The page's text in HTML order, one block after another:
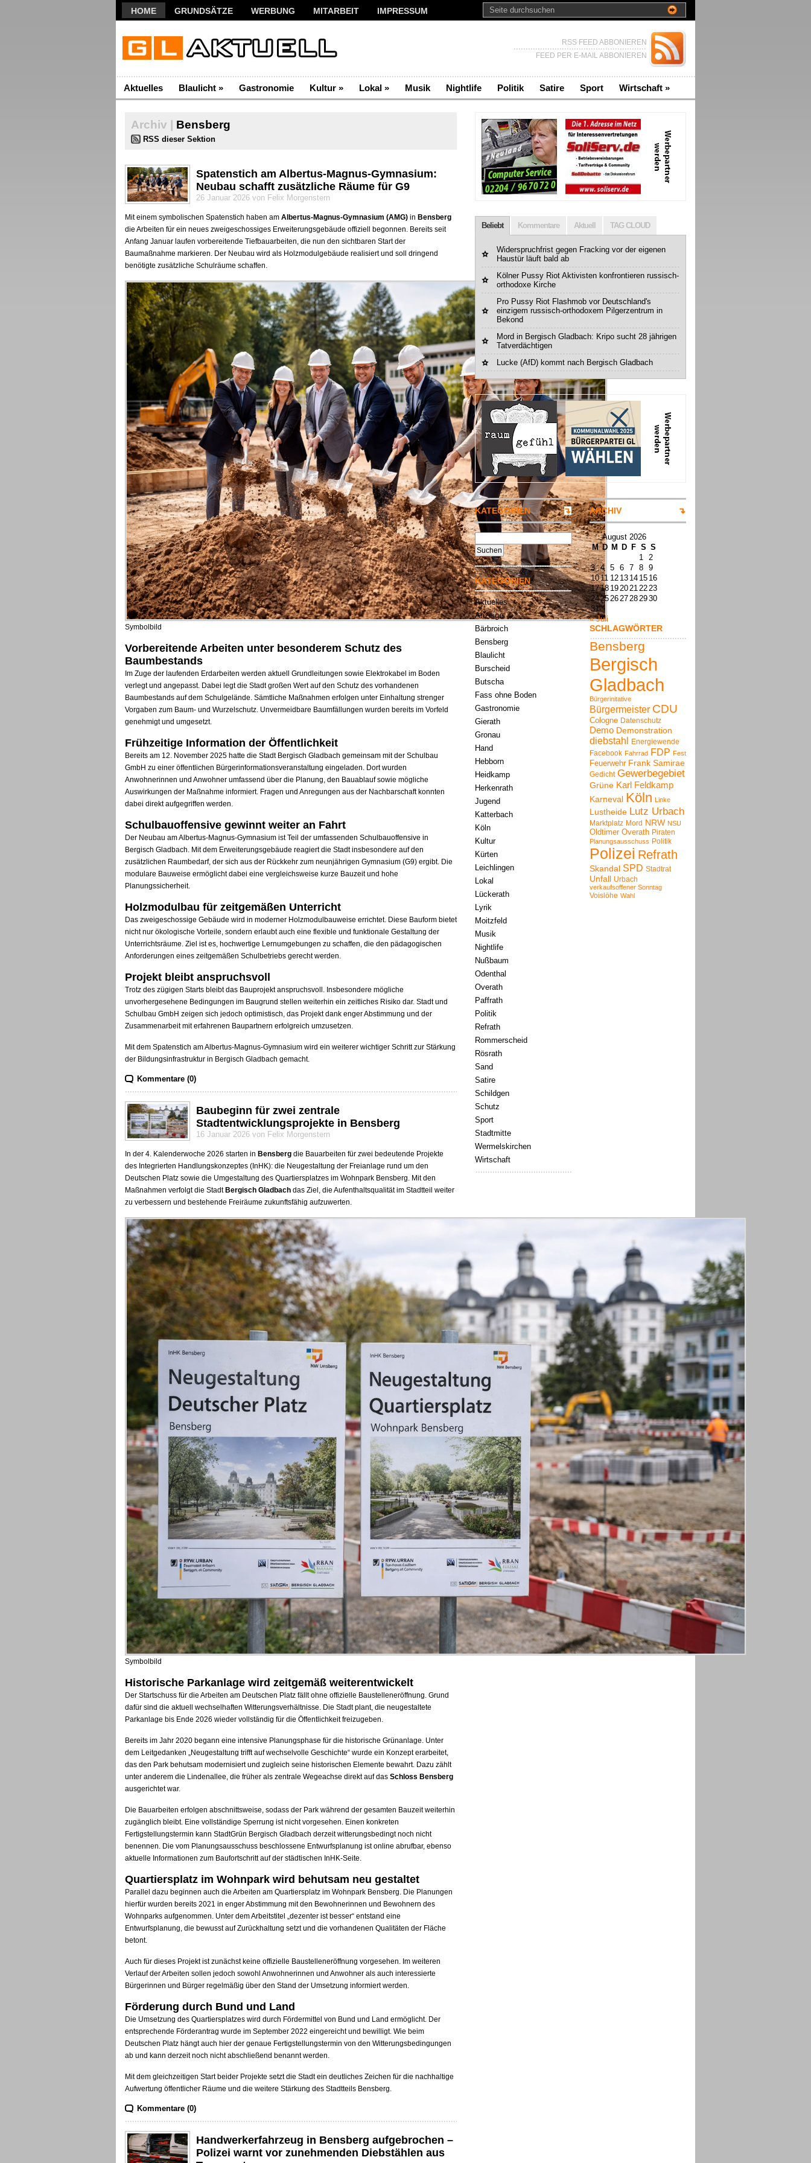
HOME GRUNDSÄTZE WERBUNG MITARBEIT IMPRESSUM
RSS FEED ABBONIEREN
FEED PER E-MAIL ABBONIEREN
Aktuelles Blaulicht » Gastronomie Kultur » Lokal » Musik Nightlife Politik Satire Sport Wirtschaft »
Archiv | Bensberg
RSS dieser Sektion
Spatenstich am Albertus-Magnus-Gymnasium:
Neubau schafft zusätzliche Räume für G9
26 Januar 2026 von Felix Morgenstern
Mit einem symbolischen Spatenstich haben am Albertus-Magnus-Gymnasium (AMG) in Bensberg
die Arbeiten für ein neues zweigeschossiges Erweiterungsgebäude offiziell begonnen. Bereits seit
Anfang Januar laufen vorbereitende Tiefbauarbeiten, die nun den sichtbaren Start der
Baumaßnahme markieren. Der Neubau wird als Holzmodulgebäude realisiert und soll dringend
benötigte zusätzliche Schulräume schaffen.
Symbolbild
Vorbereitende Arbeiten unter besonderem Schutz des
Baumbestands
Im Zuge der laufenden Erdarbeiten werden aktuell Grundleitungen sowie Elektrokabel im Boden
verlegt und angepasst. Dabei legt die Stadt großen Wert auf den Schutz des vorhandenen
Baumbestands auf dem Schulgelände. Sämtliche Maßnahmen erfolgen unter Einhaltung strenger
Vorgaben zum Baum- und Wurzelschutz. Unvermeidbare Baumfällungen wurden bereits im Vorfeld
genehmigt und umgesetzt.
Frühzeitige Information der Öffentlichkeit
Bereits am 12. November 2025 hatte die Stadt Bergisch Gladbach gemeinsam mit der Schulbau
GmbH zu einer öffentlichen Bürgerinformationsveranstaltung eingeladen. Dort wurden
Anwohnerinnen und Anwohner umfassend über die Planung, den Bauablauf sowie mögliche
Auswirkungen der Maßnahme informiert. Fragen und Anregungen aus der Nachbarschaft konnten
dabei direkt aufgegriffen werden.
Schulbauoffensive gewinnt weiter an Fahrt
Der Neubau am Albertus-Magnus-Gymnasium ist Teil der umfassenden Schulbauoffensive in
Bergisch Gladbach. Mit dem Erweiterungsgebäude reagiert die Stadt insbesondere auf den
zusätzlichen Raumbedarf, der sich aus der Rückkehr zum neunjährigen Gymnasium (G9) ergibt. Die
modulare Bauweise ermöglicht dabei eine vergleichsweise kurze Bauzeit und hohe
Planungssicherheit.
Holzmodulbau für zeitgemäßen Unterricht
Das zweigeschossige Gebäude wird in moderner Holzmodulbauweise errichtet. Diese Bauform bietet
nicht nur ökologische Vorteile, sondern erlaubt auch eine flexible und funktionale Gestaltung der
Unterrichtsräume. Ziel ist es, hochwertige Lernumgebungen zu schaffen, die den pädagogischen
Anforderungen eines zeitgemäßen Schulbetriebs gerecht werden.
Projekt bleibt anspruchsvoll
Trotz des zügigen Starts bleibt das Bauprojekt anspruchsvoll. Insbesondere mögliche
unvorhergesehene Bedingungen im Baugrund stellen weiterhin ein zeitliches Risiko dar. Stadt und
Schulbau GmbH zeigen sich jedoch optimistisch, das Projekt dank enger Abstimmung und der
Zusammenarbeit mit erfahrenen Baupartnern erfolgreich umzusetzen.
Mit dem Spatenstich am Albertus-Magnus-Gymnasium wird ein weiterer wichtiger Schritt zur Stärkung
der Bildungsinfrastruktur in Bergisch Gladbach gemacht.
Kommentare (0)
Baubeginn für zwei zentrale
Stadtentwicklungsprojekte in Bensberg
16 Januar 2026 von Felix Morgenstern
In der 4. Kalenderwoche 2026 starten in Bensberg die Bauarbeiten für zwei bedeutende Projekte
des Integrierten Handlungskonzeptes (InHK): die Neugestaltung der Freianlage rund um den
Deutschen Platz sowie die Umgestaltung des Quartiersplatzes im Wohnpark Bensberg. Mit den
Maßnahmen verfolgt die StadtBergisch Gladbach das Ziel, die Aufenthaltsqualität im Stadtteil weiter
zu verbessern und bestehende Freiräume zukunftsfähig aufzuwerten.
Symbolbild
Historische Parkanlage wird zeitgemäß weiterentwickelt
Der Startschuss für die Arbeiten am Deutschen Platz fällt ohne offizielle Baustelleneröffnung. Grund
dafür sind die aktuell wechselhaften Witterungsverhältnisse. Die Stadt plant, die neugestaltete
Parkanlage bis Ende 2026 wieder vollständig für die Öffentlichkeit freizugeben.
Bereits im Jahr 2020 begann eine intensive Planungsphase für die historische Grünanlage. Unter
dem Leitgedanken „Neugestaltung trifft auf wechselvolle Geschichte“ wurde ein Konzept erarbeitet,
das den Park behutsam modernisiert und zugleich seine historischen Elemente bewahrt. Dazu zählt
unter anderem die Lindenallee, die früher als zentrale Wegeachse direkt auf das Schloss Bensberg
ausgerichtet war.
Die Bauarbeiten erfolgen abschnittsweise, sodass der Park während der gesamten Bauzeit weiterhin
zugänglich bleibt. Eine vollständige Sperrung ist nicht vorgesehen. Einen konkreten
Fertigstellungstermin kann StadtGrün Bergisch Gladbach derzeit witterungsbedingt noch nicht
benennen. Die vom Planungsausschuss beschlossene Entwurfsplanung ist online abrufbar, ebenso
aktuelle Informationen zum Baufortschritt auf der städtischen InHK-Seite.
Quartiersplatz im Wohnpark wird behutsam neu gestaltet
Parallel dazu beginnen auch die Arbeiten am Quartiersplatz im Wohnpark Bensberg. Die Planungen
hierfür wurden bereits 2021 in enger Abstimmung mit den Bewohnerinnen und Bewohnern des
Wohnparks aufgenommen. Unter dem Arbeitstitel „dezenter ist besser“ entstand eine
Entwurfsplanung, die bewusst auf Zurückhaltung setzt und die vorhandenen Qualitäten der Fläche
betont.
Auch für dieses Projekt ist zunächst keine offizielle Baustelleneröffnung vorgesehen. Im weiteren
Verlauf der Arbeiten sollen jedoch sowohl Anwohnerinnen und Anwohner als auch interessierte
Bürgerinnen und Bürger regelmäßig über den Stand der Umsetzung informiert werden.
Förderung durch Bund und Land
Die Umsetzung des Quartiersplatzes wird durch Fördermittel von Bund und Land ermöglicht. Der
entsprechende Förderantrag wurde im September 2022 eingereicht und bewilligt. Wie beim
Deutschen Platz hängt auch hier der genaue Fertigstellungstermin von den Witterungsbedingungen
ab und kann derzeit noch nicht abschließend benannt werden.
Mit dem gleichzeitigen Start beider Projekte setzt die Stadt ein deutliches Zeichen für die nachhaltige
Aufwertung öffentlicher Räume und die weitere Stärkung des Stadtteils Bensberg.
Kommentare (0)
Handwerkerfahrzeug in Bensberg aufgebrochen –
Polizei warnt vor zunehmenden Diebstählen aus
Beliebt Kommentare Aktuell TAG CLOUD
Widerspruchfrist gegen Fracking vor der eigenen
Haustür läuft bald ab
Kölner Pussy Riot Aktivisten konfrontieren russisch-
orthodoxe Kirche
Pro Pussy Riot Flashmob vor Deutschland's
einzigem russisch-orthodoxem Pilgerzentrum in
Bekond
Mord in Bergisch Gladbach: Kripo sucht 28 jährigen
Tatverdächtigen
Lucke (AfD) kommt nach Bergisch Gladbach
KATEGORIEN
Suchen
nach:
KATEGORIEN
Aktuelles
Anzeige
Bärbroich
Bensberg
Blaulicht
Burscheid
Butscha
Fass ohne Boden
Gastronomie
Gierath
Gronau
Hand
Hebborn
Heidkamp
Herkenrath
Jugend
Katterbach
Köln
Kultur
Kürten
Leichlingen
Lokal
Lückerath
Lyrik
Moitzfeld
Musik
Nightlife
Nußbaum
Odenthal
Overath
Paffrath
Politik
Refrath
Rommerscheid
Rösrath
Sand
Satire
Schildgen
Schutz
Sport
Stadtmitte
Wermelskirchen
Wirtschaft
ARCHIV
August 2026
M D M D F S S
1 2
3 4 5 6 7 8 9
1011 12 13 14 15 16
1718 1920212223
24252627282930
31
« Juli
SCHLAGWÖRTER
Bensberg
Bergisch
Gladbach
Bürgerinitative
Bürgermeister CDU
Cologne Datenschutz
Demo Demonstration
diebstahl Energiewende
Facebook Fahrrad FDP Fest
Feuerwehr Frank Samirae
Gedicht Gewerbegebiet
Grüne Karl Feldkamp
Karneval Köln Linke
Lustheide Lutz Urbach
Marktplatz Mord NRW NSU
Oldtimer Overath Piraten
Planungsausschuss Politik
Polizei Refrath
Skandal SPD Stadtrat
Unfall Urbach
verkaufsoffener Sonntag
Voislöhe Wahl